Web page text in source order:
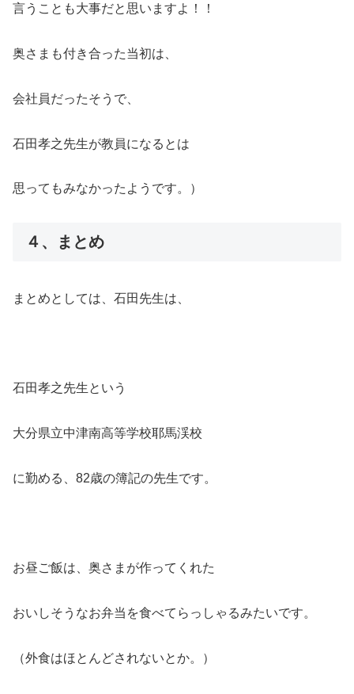
言うことも大事だと思いますよ！！
奥さまも付き合った当初は、
会社員だったそうで、
石田孝之先生が教員になるとは
思ってもみなかったようです。）
４、まとめ
まとめとしては、石田先生は、
石田孝之先生という
大分県立中津南高等学校耶馬渓校
に勤める、82歳の簿記の先生です。
お昼ご飯は、奥さまが作ってくれた
おいしそうなお弁当を食べてらっしゃるみたいです。
（外食はほとんどされないとか。）